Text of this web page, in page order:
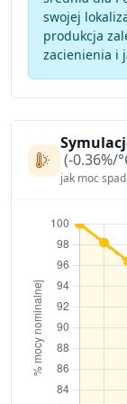
swojej
produkcja
zacienienia i
(-0.36%/
jak moc